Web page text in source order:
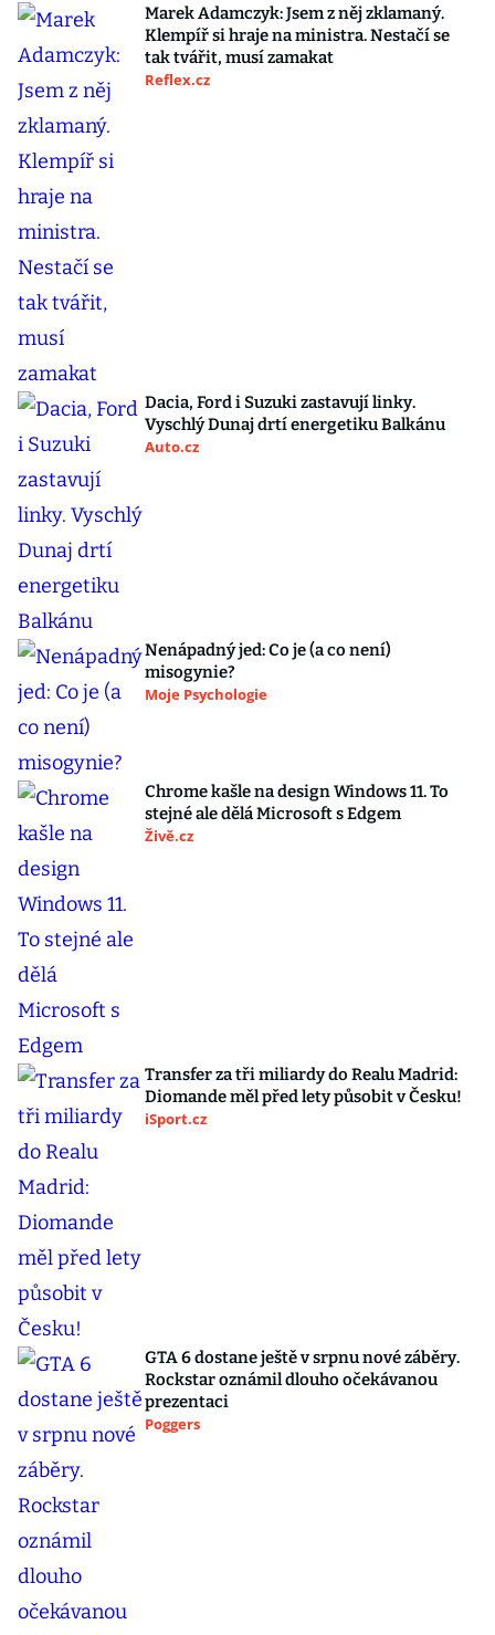
Marek Adamczyk: Jsem z něj zklamaný.
Klempíř si hraje na ministra. Nestačí se
tak tvářit, musí zamakat
Reflex.cz
Dacia, Ford i Suzuki zastavují linky.
Vyschlý Dunaj drtí energetiku Balkánu
Auto.cz
Nenápadný jed: Co je (a co není)
misogynie?
Moje Psychologie
Chrome kašle na design Windows 11. To
stejné ale dělá Microsoft s Edgem
Živě.cz
Transfer za tři miliardy do Realu Madrid:
Diomande měl před lety působit v Česku!
iSport.cz
GTA 6 dostane ještě v srpnu nové záběry.
Rockstar oznámil dlouho očekávanou
prezentaci
Poggers